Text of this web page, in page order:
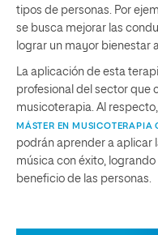
tipos de personas. Por
se busca mejorar las
lograr un mayor bienestar
La aplicación de esta
profesional del sector que
musicoterapia. Al respecto,
MÁSTER EN MUSICOTERAPIA
podrán aprender a aplicar
música con éxito,
beneficio de las personas.